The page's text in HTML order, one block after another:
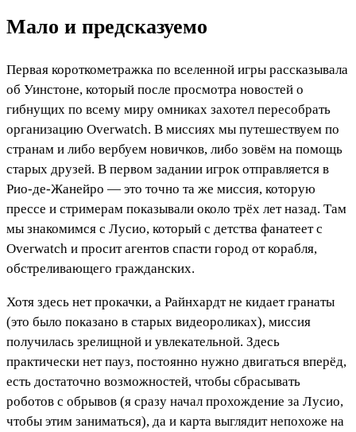
Мало и предсказуемо
Первая короткометражка по вселенной игры рассказывала
об Уинстоне, который после просмотра новостей о
гибнущих по всему миру омниках захотел пересобрать
организацию Overwatch. В миссиях мы путешествуем по
странам и либо вербуем новичков, либо зовём на помощь
старых друзей. В первом задании игрок отправляется в
Рио-де-Жанейро — это точно та же миссия, которую
прессе и стримерам показывали около трёх лет назад. Там
мы знакомимся с Лусио, который с детства фанатеет с
Overwatch и просит агентов спасти город от корабля,
обстреливающего гражданских.
Хотя здесь нет прокачки, а Райнхардт не кидает гранаты
(это было показано в старых видеороликах), миссия
получилась зрелищной и увлекательной. Здесь
практически нет пауз, постоянно нужно двигаться вперёд,
есть достаточно возможностей, чтобы сбрасывать
роботов с обрывов (я сразу начал прохождение за Лусио,
чтобы этим заниматься), да и карта выглядит непохоже на